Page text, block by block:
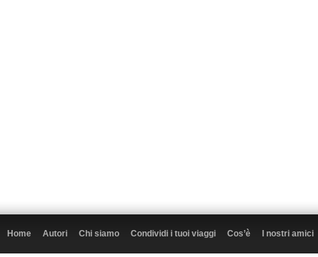
Home Autori Chi siamo Condividi i tuoi viaggi Cos’è I nostri amici